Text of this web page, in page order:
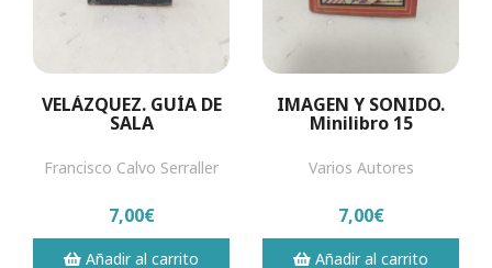
VELÁZQUEZ. GUÍA DE
SALA
Francisco Calvo Serraller
7,00€
Añadir al carrito
IMAGEN Y SONIDO.
Minilibro 15
Varios Autores
7,00€
Añadir al carrito